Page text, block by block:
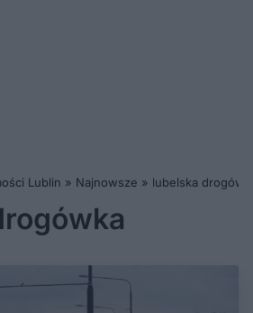
Lublin » Najnowsze » lubelska